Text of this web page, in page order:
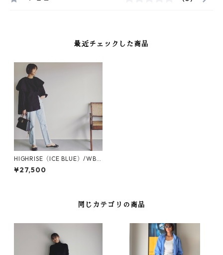
最近チェックした商品
HIGHRISE（ICE BLUE）/WB2
334E-ICE BLUE
¥27,500
同じカテゴリの商品